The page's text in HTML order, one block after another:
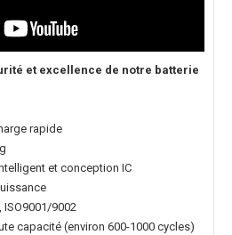
et excellence de notre batterie
rapide
et conception IC
ISO9001/9002
capacité (environ 600-1000 cycles)